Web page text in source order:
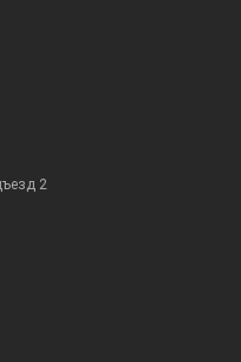
2